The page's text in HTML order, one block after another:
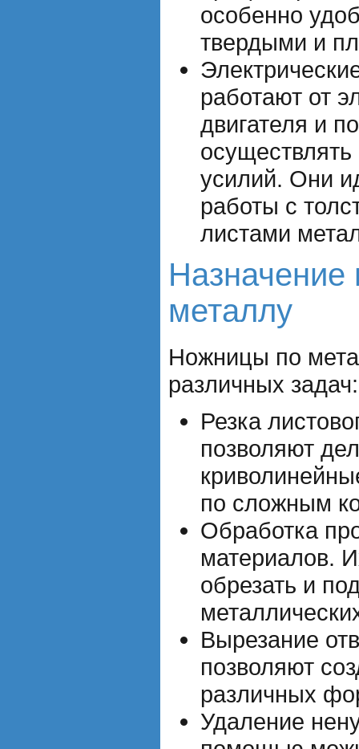
особенно
твердыми и
работают от
двигателя и
осуществлять
усилий. Они
работы с
листами
Назначение
металлу
Ножницы по
различных задач:
Резка
позволяют
по сложным
Обработка
материалов.
обрезать и
Вырезание
позволяют
различных
Удаление